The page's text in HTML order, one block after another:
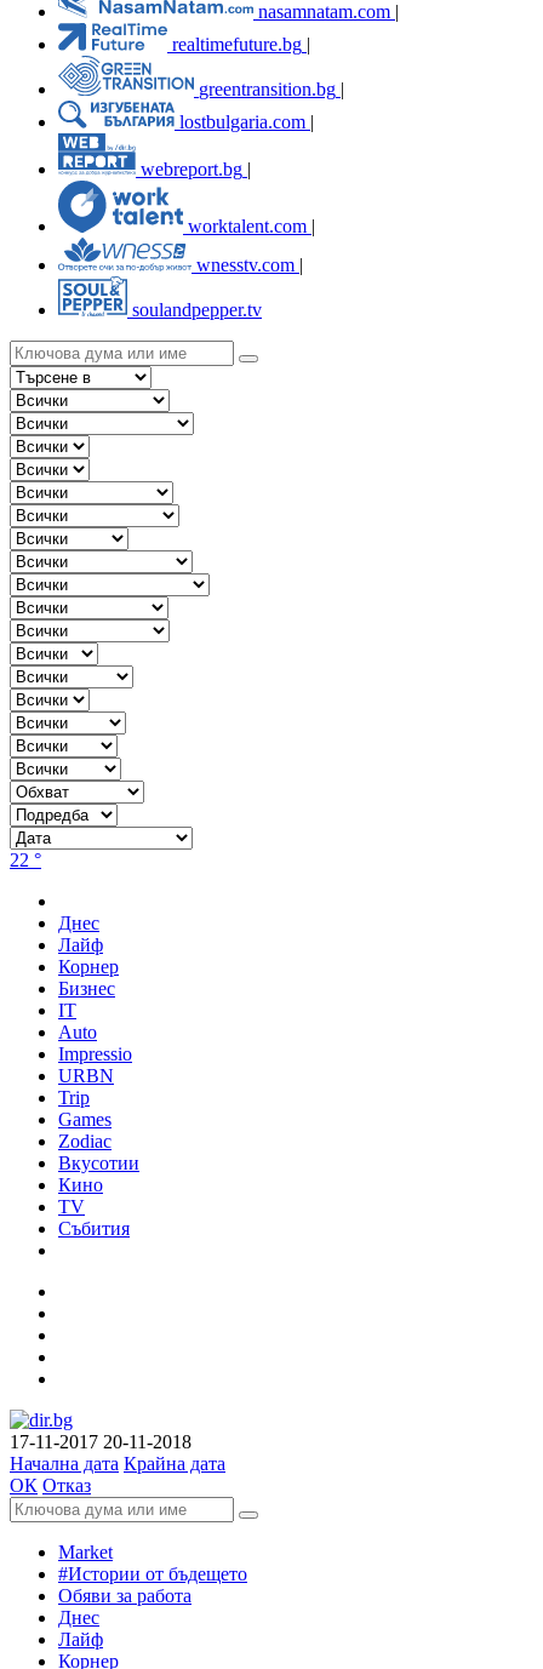
nasamnatam.com |
realtimefuture.bg |
greentransition.bg |
lostbulgaria.com |
webreport.bg
worktalent.com |
wnesstv.com |
soulandpepper.tv
22 °
Днес
Лайф
Корнер
Бизнес
IT
Auto
Impressio
URBN
Trip
Games
Zodiac
Вкусотии
Кино
TV
Събития
17-11-2017 20-11-2018
Начална дата Крайна дата
ОК Отказ
Market
#Истории от бъдещето
Обяви за работа
Днес
Лайф
Корнер